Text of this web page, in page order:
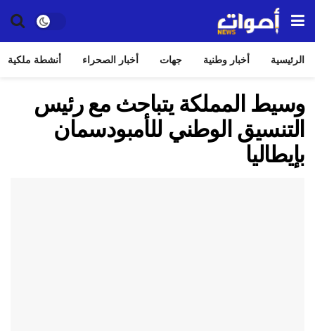
الرئيسية أخبار وطنية جهات أخبار الصحراء أنشطة ملكية
وسيط المملكة يتباحث مع رئيس
التنسيق الوطني للأمبودسمان
بإيطاليا